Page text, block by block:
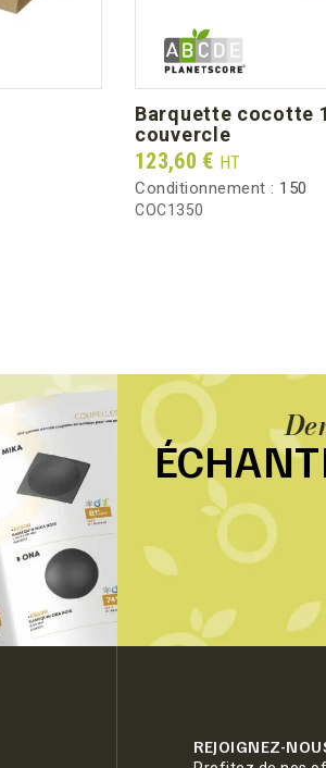
barquette cocotte 1.35l +
couvercle
Prix
123,60 € HT
Conditionnement : 150
COC1350
REJOIGNEZ-